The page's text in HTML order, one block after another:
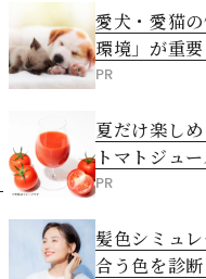
愛犬・愛猫
環境」が重要
PR
夏だけ楽し
トマトジュー
PR
髪色シミュ
合う色を診断